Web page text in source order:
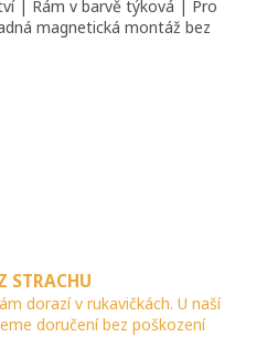
| Rám v barvě týková | Pro
magnetická montáž bez
STRACHU
dorazí v rukavičkách. U naší
doručení bez poškození